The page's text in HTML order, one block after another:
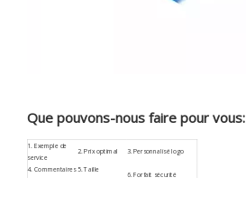
Que pouvons-nous faire pour vous:
1. Exemple de
service
2. Prix optimal 3.Personnalisélogo
4. Commentaires5. Taille
6. Forfait sécurité